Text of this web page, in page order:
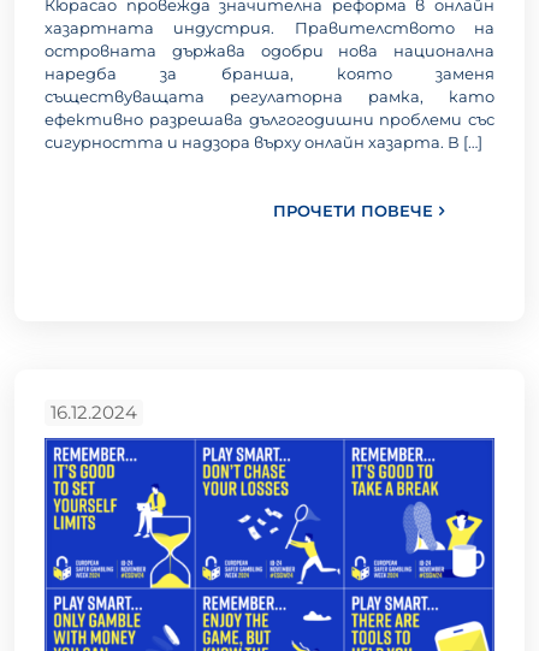
Кюрасао провежда значителна реформа в онлайн
хазартната индустрия. Правителството на
островната държава одобри нова национална
наредба за бранша, която заменя
съществуващата регулаторна рамка, като
ефективно разрешава дългогодишни проблеми със
сигурността и надзора върху онлайн хазарта. В […]
ПРОЧЕТИ ПОВЕЧЕ
16.12.2024